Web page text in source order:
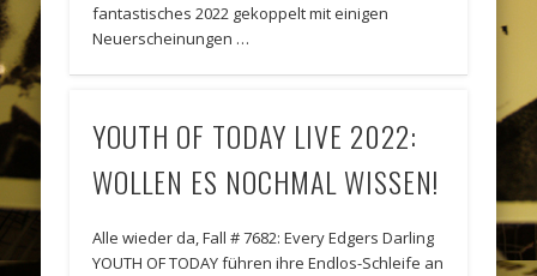
fantastisches 2022 gekoppelt mit einigen
Neuerscheinungen …
YOUTH OF TODAY LIVE 2022:
WOLLEN ES NOCHMAL WISSEN!
Alle wieder da, Fall # 7682: Every Edgers Darling
YOUTH OF TODAY führen ihre Endlos-Schleife an